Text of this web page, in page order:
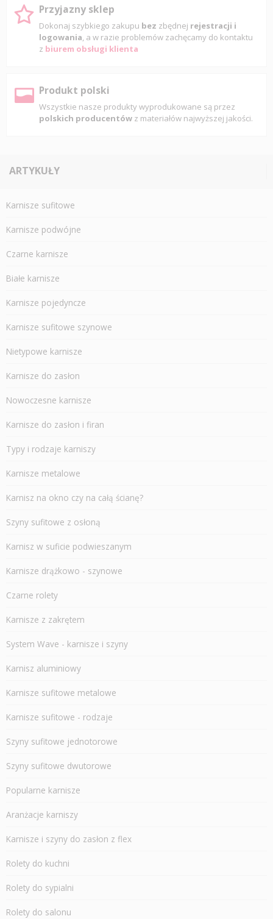
Przyjazny sklep
Dokonaj szybkiego zakupu bez zbędnej rejestracji i
logowania, a w razie problemów zachęcamy do kontaktu
z biurem obsługi klienta
Produkt polski
Wszystkie nasze produkty wyprodukowane są przez
polskich producentów z materiałów najwyższej jakości.
ARTYKUŁY
Karnisze sufitowe
Karnisze podwójne
Czarne karnisze
Białe karnisze
Karnisze pojedyncze
Karnisze sufitowe szynowe
Nietypowe karnisze
Karnisze do zasłon
Nowoczesne karnisze
Karnisze do zasłon i firan
Typy i rodzaje karniszy
Karnisze metalowe
Karnisz na okno czy na całą ścianę?
Szyny sufitowe z osłoną
Karnisz w suficie podwieszanym
Karnisze drążkowo - szynowe
Czarne rolety
Karnisze z zakrętem
System Wave - karnisze i szyny
Karnisz aluminiowy
Karnisze sufitowe metalowe
Karnisze sufitowe - rodzaje
Szyny sufitowe jednotorowe
Szyny sufitowe dwutorowe
Popularne karnisze
Aranżacje karniszy
Karnisze i szyny do zasłon z flex
Rolety do kuchni
Rolety do sypialni
Rolety do salonu